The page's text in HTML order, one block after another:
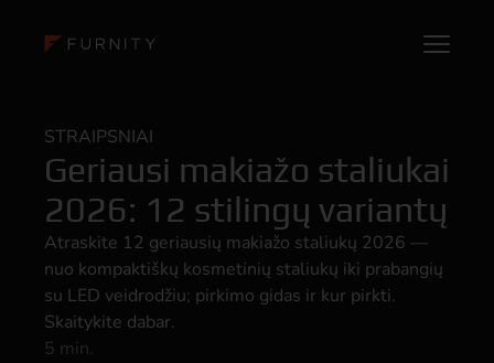
STRAIPSNIAI
Geriausi makiažo staliukai
2026: 12 stilingų variantų
Atraskite 12 geriausių makiažo staliukų 2026 —
nuo kompaktiškų kosmetinių staliukų iki prabangių
su LED veidrodžiu; pirkimo gidas ir kur pirkti.
Skaitykite dabar.
5 min.